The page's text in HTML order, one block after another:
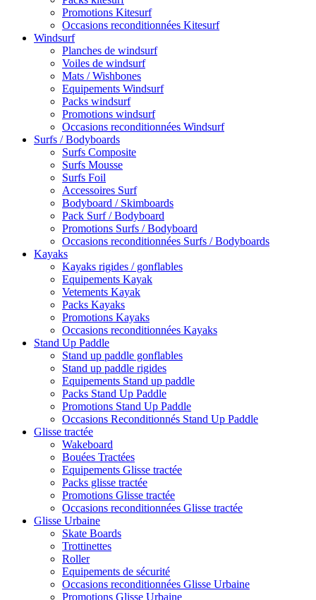
Promotions Kitesurf
Occasions reconditionnées Kitesurf
Windsurf
Planches de windsurf
Voiles de windsurf
Mats / Wishbones
Equipements Windsurf
Packs windsurf
Promotions windsurf
Occasions reconditionnées Windsurf
Surfs / Bodyboards
Surfs Composite
Surfs Mousse
Surfs Foil
Accessoires Surf
Bodyboard / Skimboards
Pack Surf / Bodyboard
Promotions Surfs / Bodyboard
Occasions reconditionnées Surfs / Bodyboards
Kayaks
Kayaks rigides / gonflables
Equipements Kayak
Vetements Kayak
Packs Kayaks
Promotions Kayaks
Occasions reconditionnées Kayaks
Stand Up Paddle
Stand up paddle gonflables
Stand up paddle rigides
Equipements Stand up paddle
Packs Stand Up Paddle
Promotions Stand Up Paddle
Occasions Reconditionnés Stand Up Paddle
Glisse tractée
Wakeboard
Bouées Tractées
Equipements Glisse tractée
Packs glisse tractée
Promotions Glisse tractée
Occasions reconditionnées Glisse tractée
Glisse Urbaine
Skate Boards
Trottinettes
Roller
Equipements de sécurité
Occasions reconditionnées Glisse Urbaine
Promotions Glisse Urbaine